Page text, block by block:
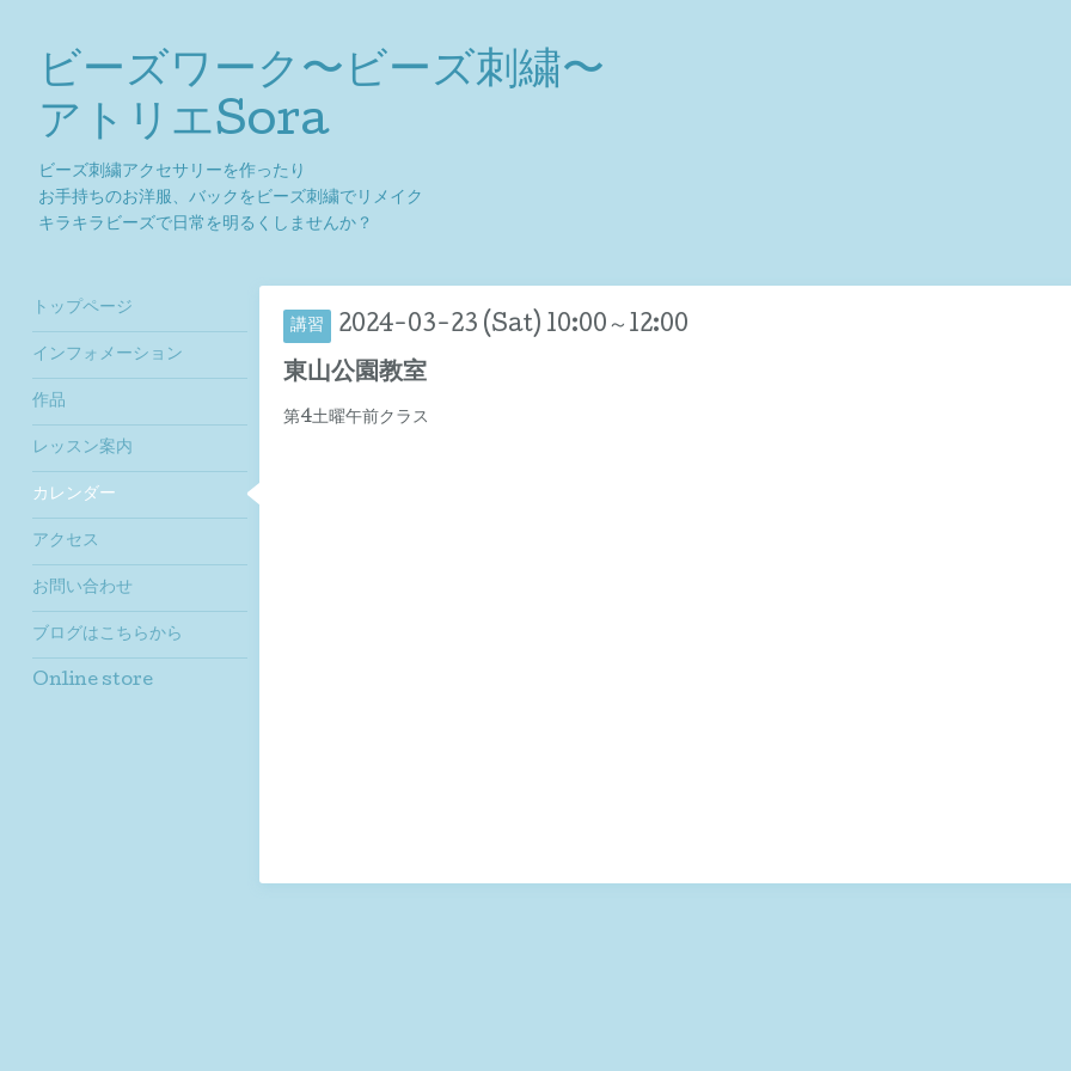
ビーズワーク〜ビーズ刺繍〜
アトリエSora
ビーズ刺繍アクセサリーを作ったり
お手持ちのお洋服、バックをビーズ刺繍でリメイク
キラキラビーズで日常を明るくしませんか？
講習 2024-03-23 (Sat) 10:00～12:00
東山公園教室
第4土曜午前クラス
トップページ
インフォメーション
作品
レッスン案内
カレンダー
アクセス
お問い合わせ
ブログはこちらから
Online store